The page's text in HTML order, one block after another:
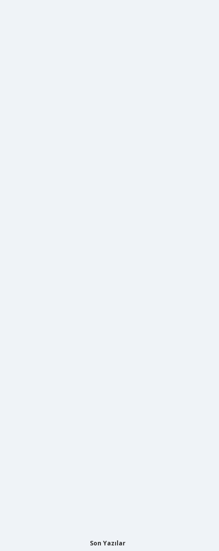
Son Yazılar